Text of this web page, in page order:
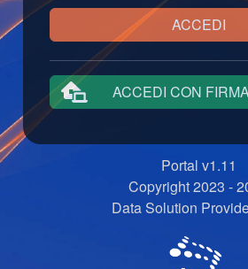
ACCEDI
ACCEDI CON
Portal v1.11
Copyright 2023 -
Data Solution